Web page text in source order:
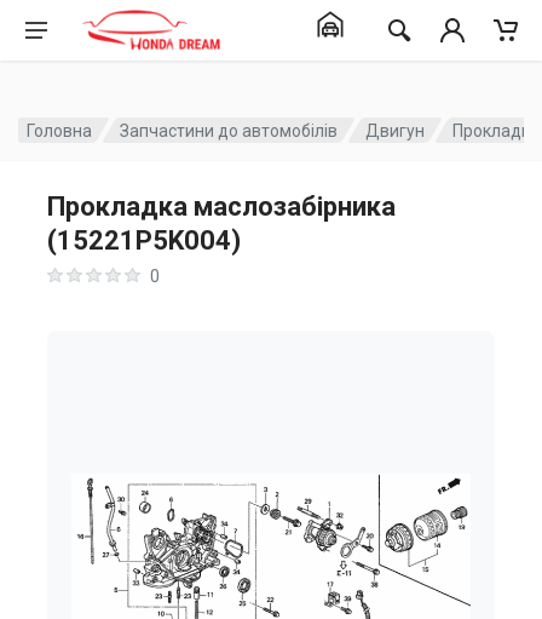
Головна Запчастини до автомобілів Двигун Прокладка
Прокладка маслозабірника
(15221P5K004)
0